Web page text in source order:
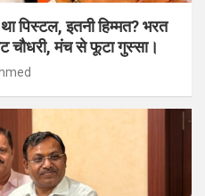
पिस्टल, इतनी हिम्मत? भरत
चौधरी, मंच से फूटा गुस्सा।